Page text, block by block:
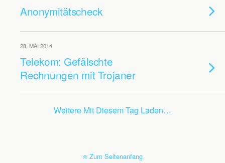
Anonymitätscheck
28. MAI 2014
Telekom: Gefälschte
Rechnungen mit Trojaner
Weitere Mit Diesem Tag Laden…
Zum Seitenanfang